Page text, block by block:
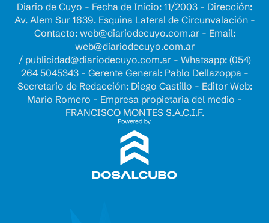
Diario de Cuyo - Fecha de Inicio: 11/2003 - Dirección:
Av. Alem Sur 1639. Esquina Lateral de Circunvalación -
Contacto: web@diariodecuyo.com.ar- Email:
web@diariodecuyo.com.ar
/ publicidad@diariodecuyo.com.ar- Whatsapp: (054)
264 5045343 - Gerente General: Pablo Dellazoppa -
Secretario de Redacción: Diego Castillo - Editor Web:
Mario Romero - Empresa propietaria del medio -
FRANCISCO MONTES S.A.C.I.F.